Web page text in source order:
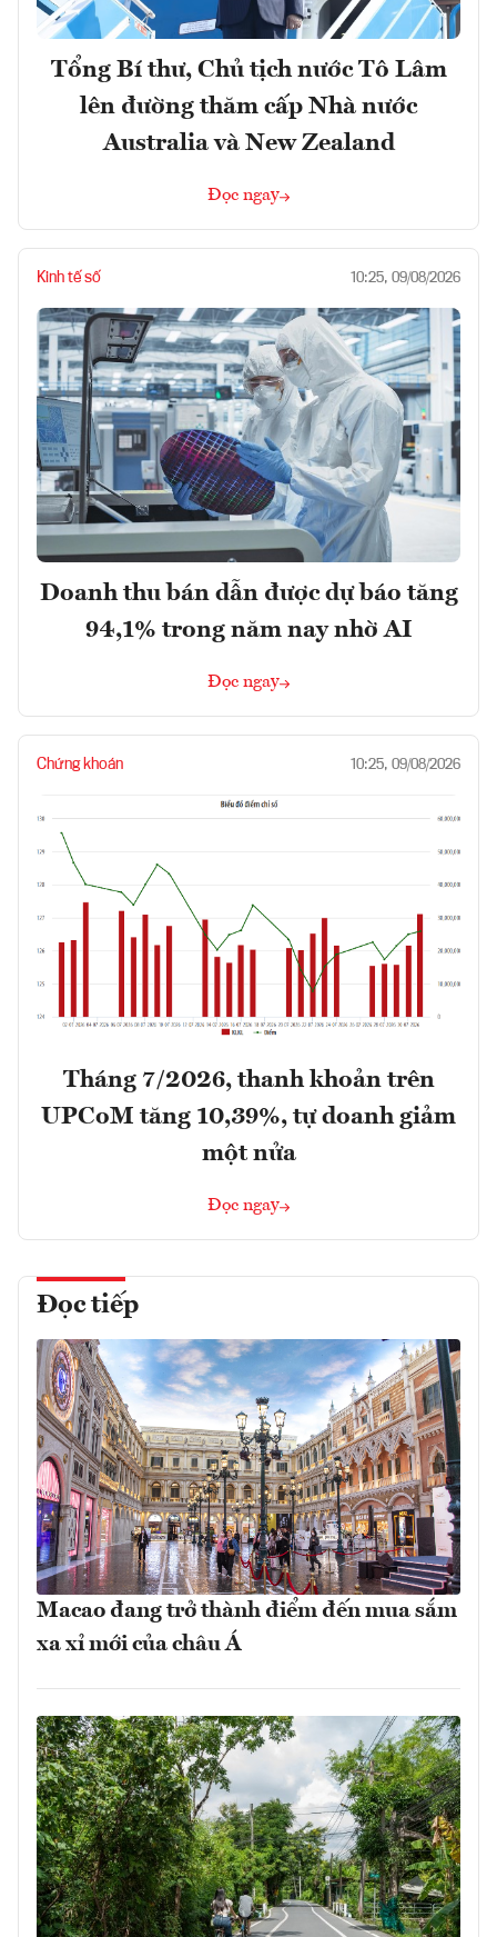
Tổng Bí thư, Chủ tịch nước Tô Lâm
lên đường thăm cấp Nhà nước
Australia và New Zealand
Đọc ngay
Kinh tế số 10:25, 09/08/2026
Doanh thu bán dẫn được dự báo tăng
94,1% trong năm nay nhờ AI
Đọc ngay
Chứng khoán 10:25, 09/08/2026
Tháng 7/2026, thanh khoản trên
UPCoM tăng 10,39%, tự doanh giảm
một nửa
Đọc ngay
Đọc tiếp
Macao đang trở thành điểm đến mua sắm
xa xỉ mới của châu Á